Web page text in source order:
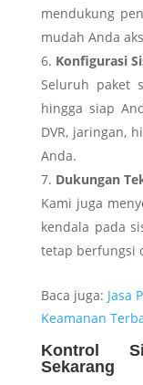
mendukung
mudah Anda
Konfigurasi
Seluruh paket
hingga siap
DVR, jaringan,
Anda.
Dukungan
Kami juga
kendala pada
tetap berfungsi
Baca juga: Jasa
Keamanan
Kontrol
Sekarang